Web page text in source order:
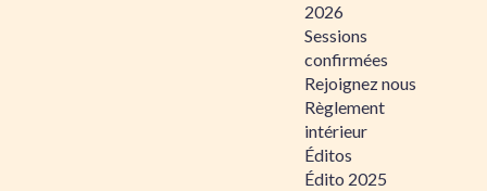
2026
Sessions
confirmées
Rejoignez nous
Règlement
intérieur
Éditos
Édito 2025